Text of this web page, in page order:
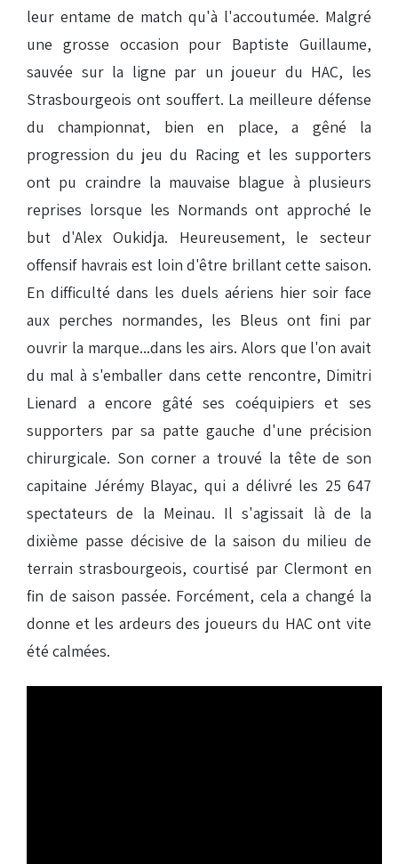
leur entame de match qu'à l'accoutumée. Malgré
une grosse occasion pour Baptiste Guillaume,
sauvée sur la ligne par un joueur du HAC, les
Strasbourgeois ont souffert. La meilleure défense
du championnat, bien en place, a gêné la
progression du jeu du Racing et les supporters
ont pu craindre la mauvaise blague à plusieurs
reprises lorsque les Normands ont approché le
but d'Alex Oukidja. Heureusement, le secteur
offensif havrais est loin d'être brillant cette saison.
En difficulté dans les duels aériens hier soir face
aux perches normandes, les Bleus ont fini par
ouvrir la marque...dans les airs. Alors que l'on avait
du mal à s'emballer dans cette rencontre, Dimitri
Lienard a encore gâté ses coéquipiers et ses
supporters par sa patte gauche d'une précision
chirurgicale. Son corner a trouvé la tête de son
capitaine Jérémy Blayac, qui a délivré les 25 647
spectateurs de la Meinau. Il s'agissait là de la
dixième passe décisive de la saison du milieu de
terrain strasbourgeois, courtisé par Clermont en
fin de saison passée. Forcément, cela a changé la
donne et les ardeurs des joueurs du HAC ont vite
été calmées.